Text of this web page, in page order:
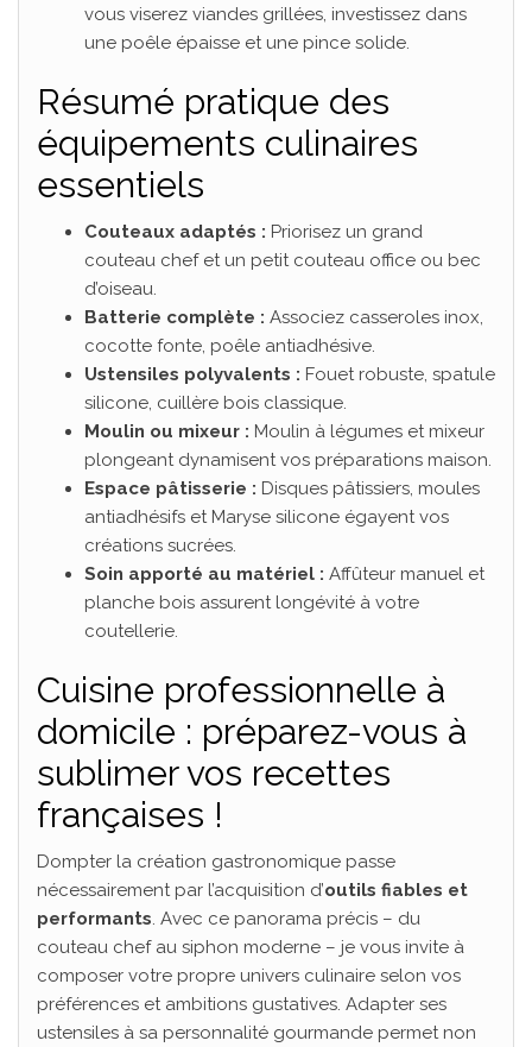
vous viserez viandes grillées, investissez dans
une poêle épaisse et une pince solide.
Résumé pratique des
équipements culinaires
essentiels
Couteaux adaptés : Priorisez un grand
couteau chef et un petit couteau office ou bec
d’oiseau.
Batterie complète : Associez casseroles inox,
cocotte fonte, poêle antiadhésive.
Ustensiles polyvalents : Fouet robuste, spatule
silicone, cuillère bois classique.
Moulin ou mixeur : Moulin à légumes et mixeur
plongeant dynamisent vos préparations maison.
Espace pâtisserie : Disques pâtissiers, moules
antiadhésifs et Maryse silicone égayent vos
créations sucrées.
Soin apporté au matériel : Affûteur manuel et
planche bois assurent longévité à votre
coutellerie.
Cuisine professionnelle à
domicile : préparez-vous à
sublimer vos recettes
françaises !
Dompter la création gastronomique passe
nécessairement par l’acquisition d’outils fiables et
performants. Avec ce panorama précis – du
couteau chef au siphon moderne – je vous invite à
composer votre propre univers culinaire selon vos
préférences et ambitions gustatives. Adapter ses
ustensiles à sa personnalité gourmande permet non